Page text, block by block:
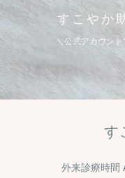
すこやか
＼公式アカウン
す
外来診療時間